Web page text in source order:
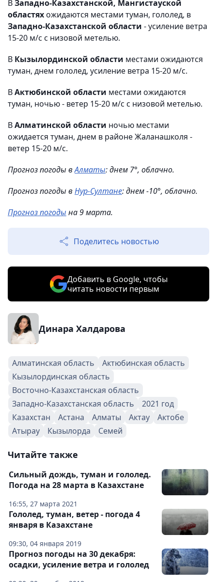
ВЗападно-Казахстанской, Мангистауской
областяхожидаются местами туман, гололед, в
Западно-Казахстанской области - усиление ветра
15-20 м/с с низовой метелью.
В Кызылординской области местами ожидаются
туман, днем гололед, усиление ветра 15-20 м/с.
ВАктюбинской области местами ожидаются
туман, ночью - ветер 15-20 м/с с низовой метелью.
ВАлматинской области ночью местами
ожидается туман, днем в районе Жаланашколя -
ветер 15-20 м/с.
Прогноз погоды вАлматы: днем 7°, облачно.
Прогноз погоды вНур-Султане: днем -10°, облачно.
Прогноз погоды на 9 марта.
Поделитесь новостью
Добавить в Google, чтобы
читать новости первым
Динара Халдарова
Алматинская область
Актюбинская область
Кызылординская область
Восточно-Казахстанская область
Западно-Казахстанская область
2021 год
Казахстан
Астана Алматы Актау
Актобе
Атырау
Кызылорда Семей
Читайте также
16:55, 27 марта 2021
Сильный дождь, туман и гололед.
Погода на 28 марта в Казахстане
09:30, 04 января 2019
Гололед, туман, ветер - погода 4
января в Казахстане
Прогноз погоды на 30 декабря:
осадки, усиление ветра и гололед